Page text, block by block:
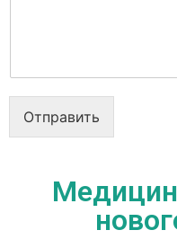
Отправить